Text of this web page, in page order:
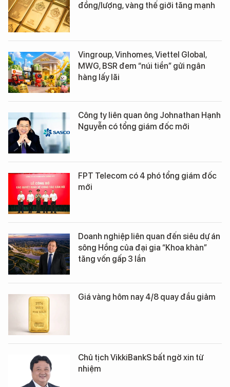
đồng/lượng, vàng thế giới tăng mạnh
Vingroup, Vinhomes, Viettel Global,
MWG, BSR đem “núi tiền” gửi ngân
hàng lấy lãi
Công ty liên quan ông Johnathan Hạnh
Nguyễn có tổng giám đốc mới
FPT Telecom có 4 phó tổng giám đốc
mới
Doanh nghiệp liên quan đến siêu dự án
sông Hồng của đại gia “Khoa khàn”
tăng vốn gấp 3 lần
Giá vàng hôm nay 4/8 quay đầu giảm
Chủ tịch VikkiBankS bất ngờ xin từ
nhiệm